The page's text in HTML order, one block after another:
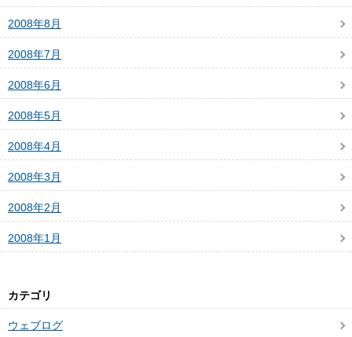
2008年8月
2008年7月
2008年6月
2008年5月
2008年4月
2008年3月
2008年2月
2008年1月
カテゴリ
ウェブログ